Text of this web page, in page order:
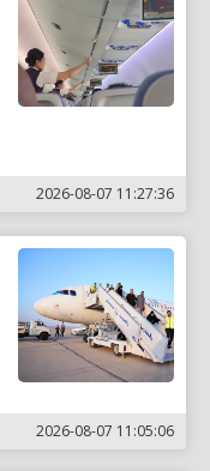
2026-08-07 11:27:36
2026-08-07 11:05:06